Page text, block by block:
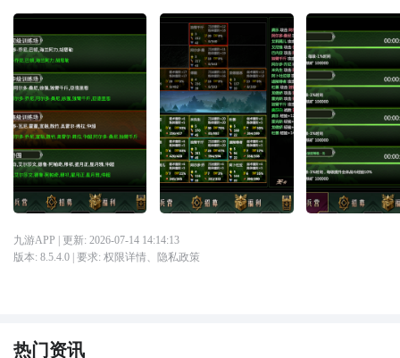
九游APP | 更新: 2026-07-14 14:14:13
版本: 8.5.4.0| 要求: 权限详情、 隐私政策
热门资讯